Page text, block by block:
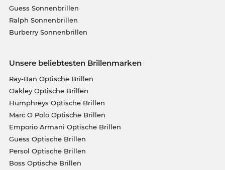
Guess Sonnenbrillen
Ralph Sonnenbrillen
Burberry Sonnenbrillen
Unsere beliebtesten Brillenmarken
Ray-Ban Optische Brillen
Oakley Optische Brillen
Humphreys Optische Brillen
Marc O Polo Optische Brillen
Emporio Armani Optische Brillen
Guess Optische Brillen
Persol Optische Brillen
Boss Optische Brillen